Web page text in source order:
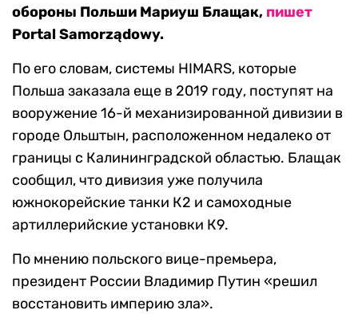
обороны Польши Мариуш Блащак, пишет
Portal Samorządowy.
По его словам, системы HIMARS, которые
Польша заказала еще в 2019 году, поступят на
вооружение 16-й механизированной дивизии в
городе Ольштын, расположенном недалеко от
границы с Калининградской областью. Блащак
сообщил, что дивизия уже получила
южнокорейские танки К2 и самоходные
артиллерийские установки К9.
По мнению польского вице-премьера,
президент России Владимир Путин «решил
восстановить империю зла».